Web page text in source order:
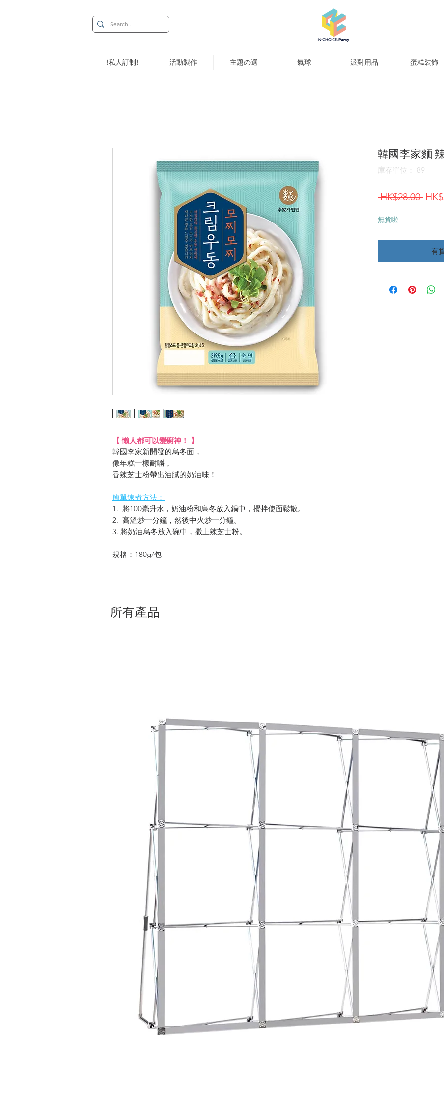
!私人訂制! 活動製作 主題の選 氣球 派對用品 蛋糕裝飾
【 懶人都可以變廚神！ 】
韓國李家新開發的烏冬面，
像年糕一樣耐嚼，
香辣芝士粉帶出油膩的奶油味！
簡單速煮方法：
1. 將100毫升水，奶油粉和烏冬放入鍋中，攪拌使面鬆散。
2. 高溫炒一分鐘，然後中火炒一分鐘。
3. 將奶油烏冬放入碗中，撒上辣芝士粉。
規格：180g/包
韓國李家麵
庫存單位： 89
HK$28.00 一
格
無貨啦
有
所有產品